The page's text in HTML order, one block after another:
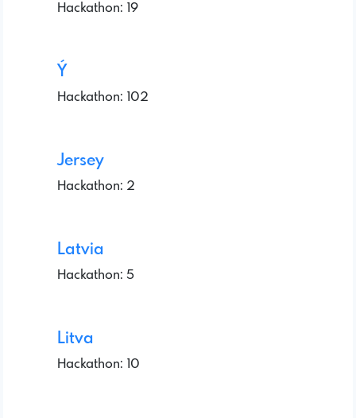
Hackathon: 19
Ý
Hackathon: 102
Jersey
Hackathon: 2
Latvia
Hackathon: 5
Litva
Hackathon: 10